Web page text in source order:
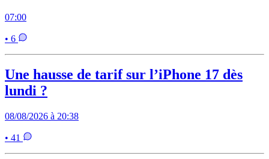
07:00
• 6
Une hausse de tarif sur l’iPhone 17 dès
lundi ?
08/08/2026 à 20:38
• 41